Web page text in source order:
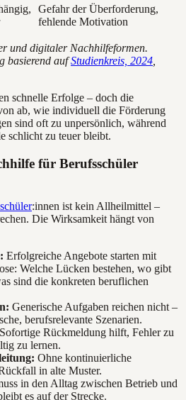
Gefahr der Überforderung,
fehlende Motivation
und digitaler Nachhilfeformen.
basierend aufStudienkreis, 2024
schnelle Erfolge – doch die
ab, wie individuell die Förderung
sind oft zu unpersönlich, während
schlicht zu teuer bleibt.
für Berufsschüler
:innen ist kein Allheilmittel –
Die Wirksamkeit hängt von
Erfolgreiche Angebote starten mit
Welche Lücken bestehen, wo gibt
sind die konkreten beruflichen
Generische Aufgaben reichen nicht –
berufsrelevante Szenarien.
Sofortige Rückmeldung hilft, Fehler zu
zu lernen.
Ohne kontinuierliche
in alte Muster.
in den Alltag zwischen Betrieb und
es auf der Strecke.